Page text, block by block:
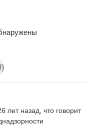
лет назад, что говорит